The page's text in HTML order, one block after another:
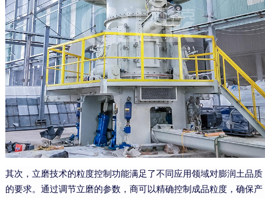
其次，立磨技术的粒度控制功能满足了不同应用领域对膨润土品质
的要求。通过调节立磨的参数，商可以精确控制成品粒度，确保产